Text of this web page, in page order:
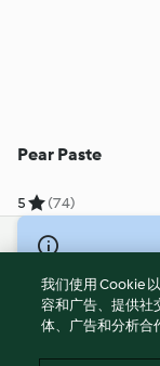
Pear Paste
5 (74)
© Copyright 2021-
2026
使用规定
我们使用 Cookie
容和广告、提供社
体、广告和分析合